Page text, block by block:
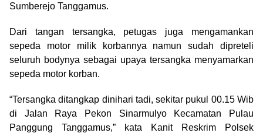
Sumberejo Tanggamus.
Dari tangan tersangka, petugas juga mengamankan
sepeda motor milik korbannya namun sudah dipreteli
seluruh bodynya sebagai upaya tersangka menyamarkan
sepeda motor korban.
“Tersangka ditangkap dinihari tadi, sekitar pukul 00.15 Wib
di Jalan Raya Pekon Sinarmulyo Kecamatan Pulau
Panggung Tanggamus,” kata Kanit Reskrim Polsek